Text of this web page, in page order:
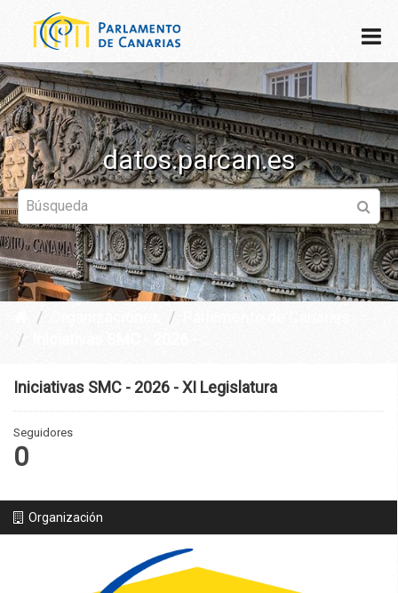
datos.parcan.es
Iniciativas SMC - 2026 - XI Legislatura
Seguidores
0
Organización